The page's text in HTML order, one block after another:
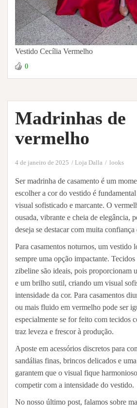
Vestido Cecília Vermelho
0
Madrinhas de
vermelho
4 de janeiro de 2025 Loja Dalla looks
Ser madrinha de casamento é um
escolher a cor do vestido é
visual sofisticado e marcante. O
ousada, vibrante e cheia de elegância,
deseja se destacar com muita confiança
Para casamentos noturnos, um vestido
sempre uma opção impactante.
zibeline são ideais, pois proporcionam
e um brilho sutil, criando um visual
intensidade da cor. Para casamentos
ou mais fluido em vermelho pode ser
especialmente se for feito com tecidos
traz leveza e frescor à produção.
Aposte em acessórios discretos para
sandálias finas, brincos delicados e
garantem que o visual fique
competir com a intensidade do vestido.
No nosso último post, falamos sobre